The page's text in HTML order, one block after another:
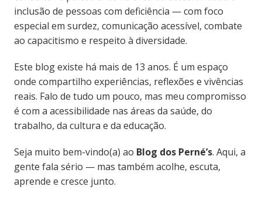
inclusão de pessoas com deficiência — com foco
especial em surdez, comunicação acessível, combate
ao capacitismo e respeito à diversidade.
Este blog existe há mais de 13 anos. É um espaço
onde compartilho experiências, reflexões e vivências
reais. Falo de tudo um pouco, mas meu compromisso
é com a acessibilidade nas áreas da saúde, do
trabalho, da cultura e da educação.
Seja muito bem-vindo(a) ao Blog dos Perné’s. Aqui, a
gente fala sério — mas também acolhe, escuta,
aprende e cresce junto.